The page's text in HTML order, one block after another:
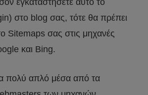
στο blog σας, τότε θα πρέπει
Sitemaps σας στις μηχανές
και Bing.
πολύ απλό μέσα από τα